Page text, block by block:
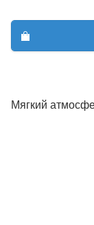
Мягкий